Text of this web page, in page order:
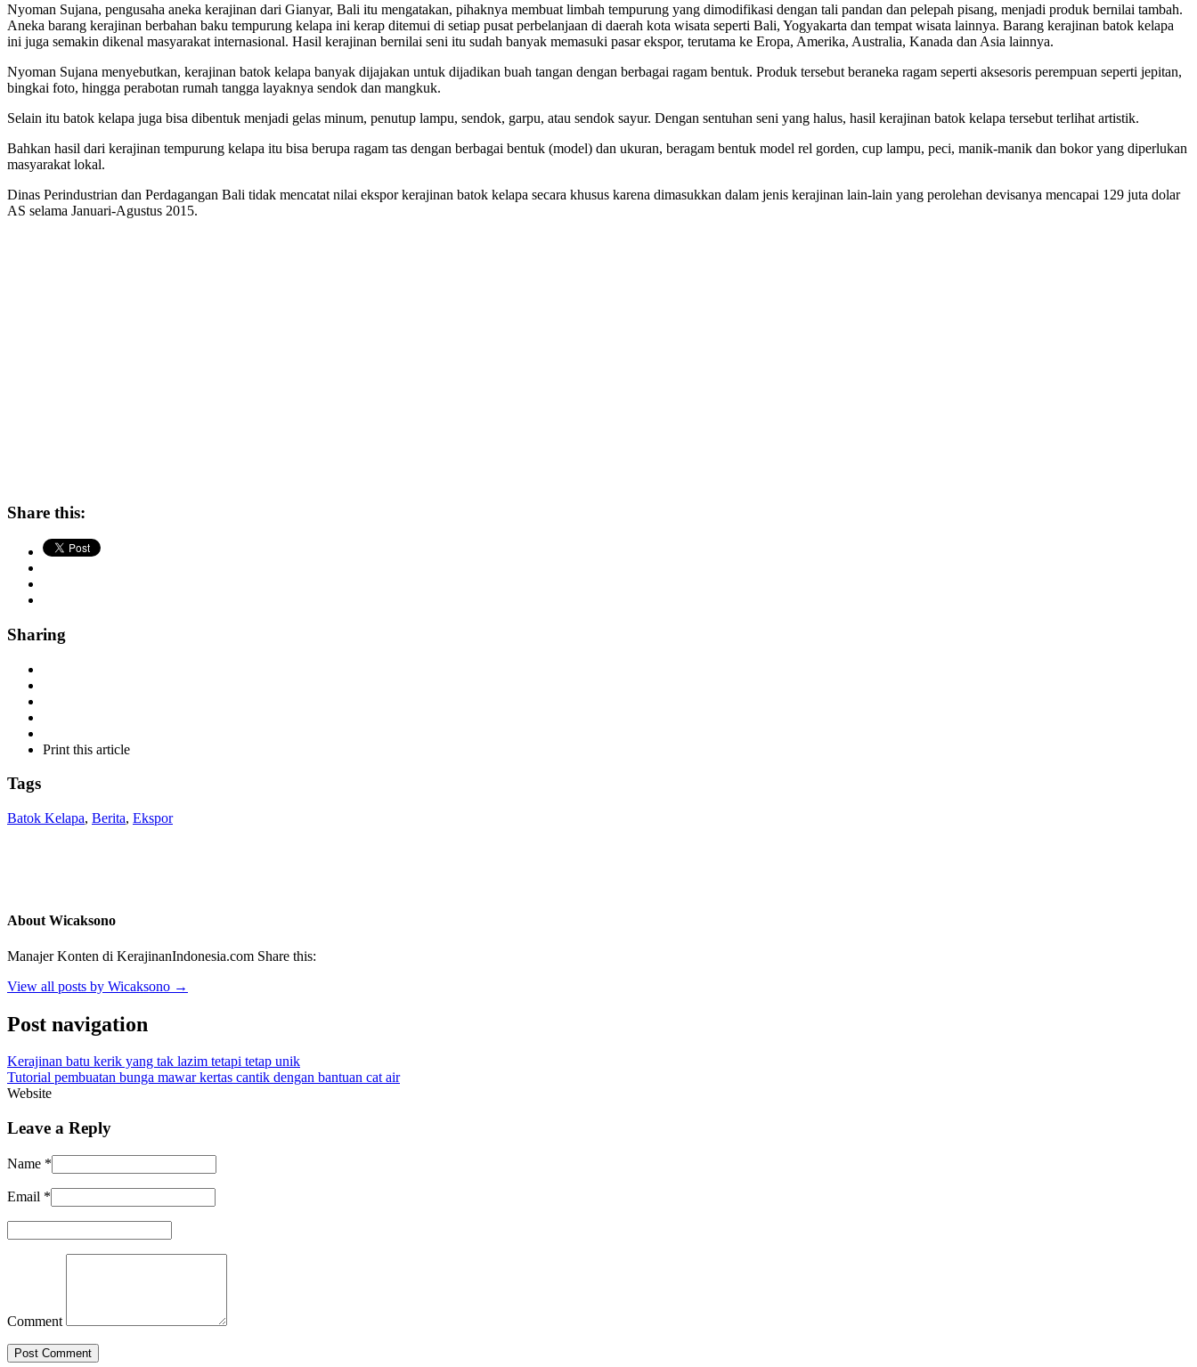
Nyoman Sujana, pengusaha aneka kerajinan dari Gianyar, Bali itu mengatakan, pihaknya membuat limbah tempurung yang dimodifikasi dengan tali pandan dan pelepah pisang, menjadi produk bernilai tambah.
Aneka barang kerajinan berbahan baku tempurung kelapa ini kerap ditemui di setiap pusat perbelanjaan di daerah kota wisata seperti Bali, Yogyakarta dan tempat wisata lainnya. Barang kerajinan batok kelapa
ini juga semakin dikenal masyarakat internasional. Hasil kerajinan bernilai seni itu sudah banyak memasuki pasar ekspor, terutama ke Eropa, Amerika, Australia, Kanada dan Asia lainnya.
Nyoman Sujana menyebutkan, kerajinan batok kelapa banyak dijajakan untuk dijadikan buah tangan dengan berbagai ragam bentuk. Produk tersebut beraneka ragam seperti aksesoris perempuan seperti jepitan,
bingkai foto, hingga perabotan rumah tangga layaknya sendok dan mangkuk.
Selain itu batok kelapa juga bisa dibentuk menjadi gelas minum, penutup lampu, sendok, garpu, atau sendok sayur. Dengan sentuhan seni yang halus, hasil kerajinan batok kelapa tersebut terlihat artistik.
Bahkan hasil dari kerajinan tempurung kelapa itu bisa berupa ragam tas dengan berbagai bentuk (model) dan ukuran, beragam bentuk model rel gorden, cup lampu, peci, manik-manik dan bokor yang diperlukan
masyarakat lokal.
Dinas Perindustrian dan Perdagangan Bali tidak mencatat nilai ekspor kerajinan batok kelapa secara khusus karena dimasukkan dalam jenis kerajinan lain-lain yang perolehan devisanya mencapai 129 juta dolar
AS selama Januari-Agustus 2015.
Share this:
Sharing
Print this article
Tags
Batok Kelapa, Berita, Ekspor
About Wicaksono
Manajer Konten di KerajinanIndonesia.com Share this:
View all posts by Wicaksono →
Post navigation
Kerajinan batu kerik yang tak lazim tetapi tetap unik
Tutorial pembuatan bunga mawar kertas cantik dengan bantuan cat air
Website
Leave a Reply
Name *
Email *
Comment